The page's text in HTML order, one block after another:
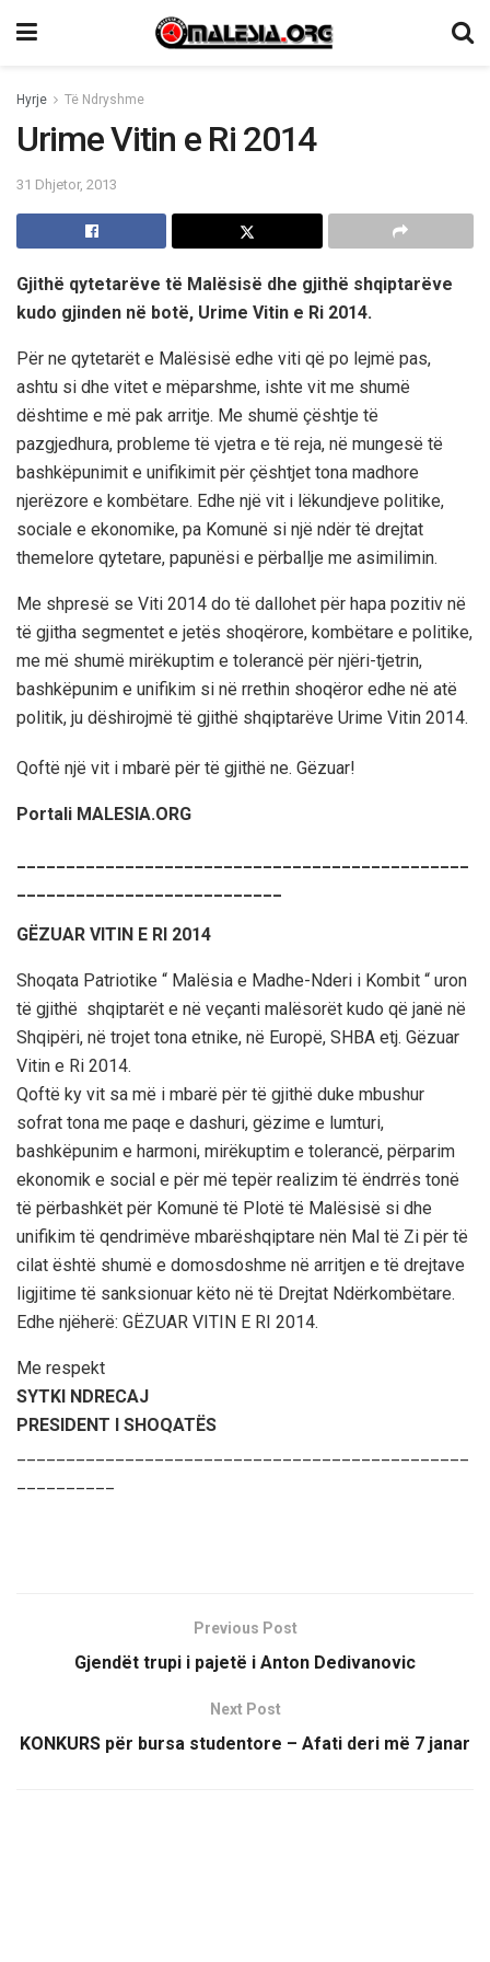
Hyrje Të Ndryshme
Urime Vitin e Ri 2014
31 Dhjetor, 2013
Gjithë qytetarëve të Malësisë dhe gjithë shqiptarëve
kudo gjinden në botë, Urime Vitin e Ri 2014.
Për ne qytetarët e Malësisë edhe viti që po lejmë pas,
ashtu si dhe vitet e mëparshme, ishte vit me shumë
dështime e më pak arritje. Me shumë çështje të
pazgjedhura, probleme të vjetra e të reja, në mungesë të
bashkëpunimit e unifikimit për çështjet tona madhore
njerëzore e kombëtare. Edhe një vit i lëkundjeve politike,
sociale e ekonomike, pa Komunë si një ndër të drejtat
themelore qytetare, papunësi e përballje me asimilimin.
Me shpresë se Viti 2014 do të dallohet për hapa pozitiv në
të gjitha segmentet e jetës shoqërore, kombëtare e politike,
me më shumë mirëkuptim e tolerancë për njëri-tjetrin,
bashkëpunim e unifikim si në rrethin shoqëror edhe në atë
politik, ju dëshirojmë të gjithë shqiptarëve Urime Vitin 2014.
Qoftë një vit i mbarë për të gjithë ne. Gëzuar!
Portali MALESIA.ORG
GËZUAR VITIN E RI 2014
Shoqata Patriotike “ Malësia e Madhe-Nderi i Kombit “ uron
të gjithë shqiptarët e në veçanti malësorët kudo që janë në
Shqipëri, në trojet tona etnike, në Europë, SHBA etj. Gëzuar
Vitin e Ri 2014.
Qoftë ky vit sa më i mbarë për të gjithë duke mbushur
sofrat tona me paqe e dashuri, gëzime e lumturi,
bashkëpunim e harmoni, mirëkuptim e tolerancë, përparim
ekonomik e social e për më tepër realizim të ëndrrës tonë
të përbashkët për Komunë të Plotë të Malësisë si dhe
unifikim të qendrimëve mbarëshqiptare nën Mal të Zi për të
cilat është shumë e domosdoshme në arritjen e të drejtave
ligjitime të sanksionuar këto në të Drejtat Ndërkombëtare.
Edhe njëherë: GËZUAR VITIN E RI 2014.
Me respekt
SYTKI NDRECAJ
PRESIDENT I SHOQATËS
Previous Post
Gjendët trupi i pajetë i Anton Dedivanovic
Next Post
KONKURS për bursa studentore – Afati deri më 7 janar